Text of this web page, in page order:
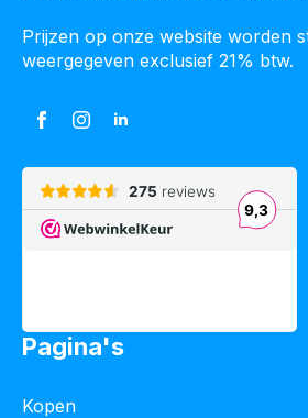
Prijzen op onze website worden
weergegeven exclusief 21% btw.
Pagina's
Kopen